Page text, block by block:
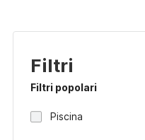
Filtri
Filtri popolari
Piscina